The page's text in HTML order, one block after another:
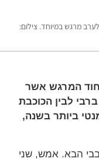
במיוחד. צילום:
המרגש אשר
לבין הכוכבת
ביותר בשנה,
אמש, שני